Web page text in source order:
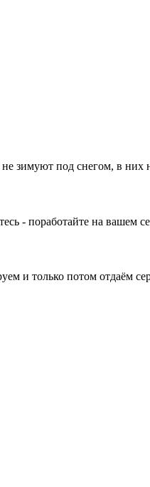
зимуют под снегом, в них
- поработайте на вашем
и только потом отдаём